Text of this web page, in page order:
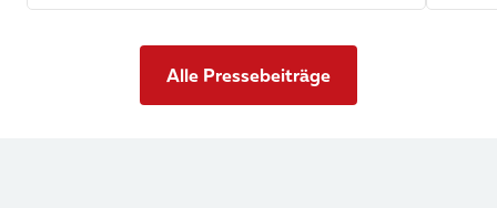
Alle Pressebeiträge